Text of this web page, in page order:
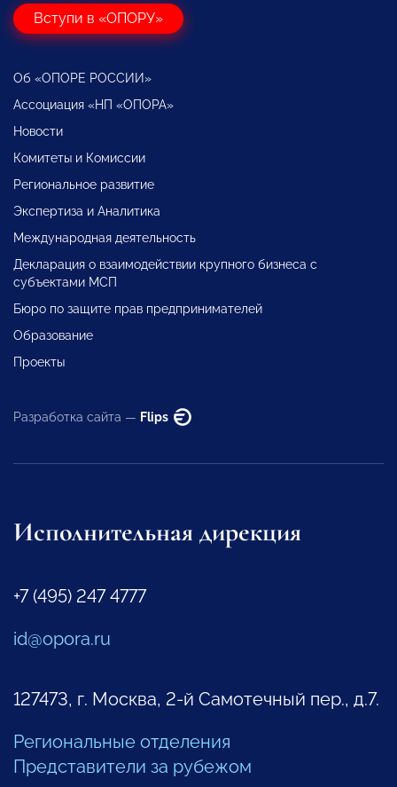
Вступи в «ОПОРУ»
Об «ОПОРЕ РОССИИ»
Ассоциация «НП «ОПОРА»
Новости
Комитеты и Комиссии
Региональное развитие
Экспертиза и Аналитика
Международная деятельность
Декларация о взаимодействии крупного бизнеса с
субъектами МСП
Бюро по защите прав предпринимателей
Образование
Проекты
Разработка сайта — Flips
Исполнительная дирекция
+7 (495) 247 4777
id@opora.ru
127473, г. Москва, 2-й Самотечный пер., д.7.
Региональные отделения
Представители за рубежом